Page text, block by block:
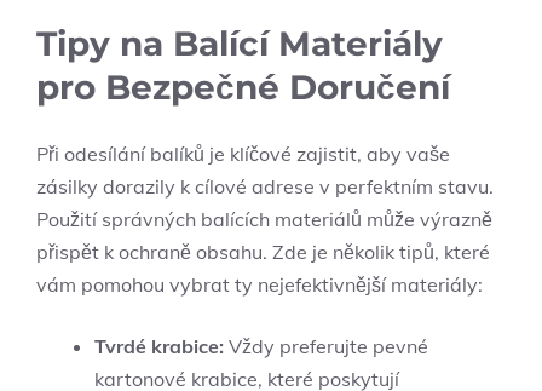
Tipy na Balící Materiály
pro Bezpečné Doručení
Při odesílání balíků je klíčové zajistit, aby vaše
zásilky dorazily k cílové adrese v perfektním stavu.
Použití správných balících materiálů může výrazně
přispět k ochraně obsahu. Zde je několik tipů, které
vám pomohou vybrat ty nejefektivnější materiály:
Tvrdé krabice: Vždy preferujte pevné
kartonové krabice, které poskytují